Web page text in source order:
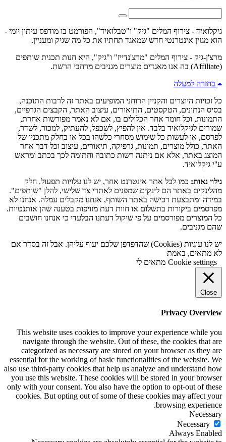
גיקלואיד - צירוף המלים "גיק" ו"טבלואיד", הפורמט בו מודפס עיתון יומי -
הוא מגזין אינטרנטי חדש שמאגד תחתיו את כל מה שגיק ומעניין.
מרצ'ן-גיק - צירוף המלים "מרצ'נדייז" ו"גיק", היא חנות תכנית שותפים
(Affiliate) בה אנו מאגדים מוצרים מגניבים מרחבי הרשת.
בחזרה למעלה
כל זכויות היוצרים והקניין הרוחני המופיעים באתר זה לרבות התוכנה,
בסיס הנתונים, הטקסטים, התיאורים, עיצוב האתר, הקבצים הגרפיים,
התמונות, וכל חומר אחר הכלולים בו, אם לא נאמר מפורשות אחרת,
שמורים לגיקלואיד בלבד. אין להפיץ, לשכפל, להעתיק, למכור, לשדר,
לפרסם, או לעשות כל שימוש מסחרי כלשהו בכל או בחלק מתכניו של
האתר, כולל מוצרים, תמונות, גרפיקה, תיאורים, עיצוב וכל דבר אחר
המוצג באתר, אלא אם ניתנה רשות כתובה וחתומה לכך בכתב ומראש
ע''י גיקלואיד.
גילוי נאות: כמו לכל אתר אינטרנט אחר, יש לנו עלויות תפעול. חלק
מהלינקים באתר הם לינקים שמפנים לאתרי צד שלישי, להלן "שותפים".
במידה ומתבצעת רכישה באתר השותף, אנחנו מקבלים עמלה. אנחנו לא
מפרסמים ביקורות בתשלום או חוות דעת מזויפות בטענה שהן אותנטיות.
כל המוצרים מפורסמים על פי שיקול דעתנו הבלעדי כי אנחנו חושבים
שהם מגניבים.
יש לנו עוגיות (Cookies) שהדפדפן שלכם יעוף עליהן. אבל זה בסדר אם
לא מתאים, באמת
Cookie settings מתאים לי
Close
Privacy Overview
This website uses cookies to improve your experience while you
navigate through the website. Out of these, the cookies that are
categorized as necessary are stored on your browser as they are
essential for the working of basic functionalities of the website. We
also use third-party cookies that help us analyze and understand how
you use this website. These cookies will be stored in your browser
only with your consent. You also have the option to opt-out of these
cookies. But opting out of some of these cookies may affect your
browsing experience.
Necessary
Necessary
Always Enabled